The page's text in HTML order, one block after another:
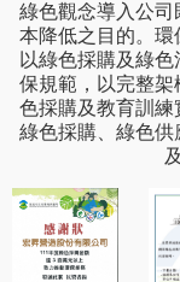
綠色觀念導入公
本降低之目的。 環
以綠色採購及綠
保規範，以完整
色採購及教育訓練
綠色採購、綠色